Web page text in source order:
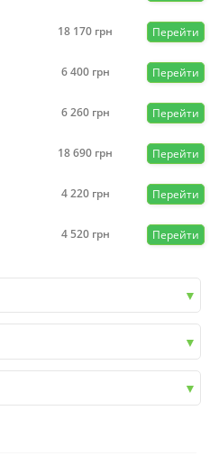
18 170 грн Перейти
6 400 грн Перейти
6 260 грн Перейти
18 690 грн Перейти
4 220 грн Перейти
4 520 грн Перейти